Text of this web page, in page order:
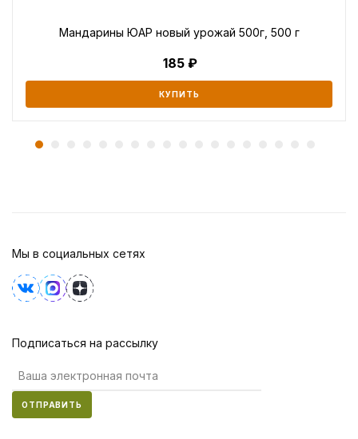
Мандарины ЮАР новый урожай 500г, 500 г
185
КУПИТЬ
Мы в социальных сетях
Подписаться на рассылку
ОТПРАВИТЬ